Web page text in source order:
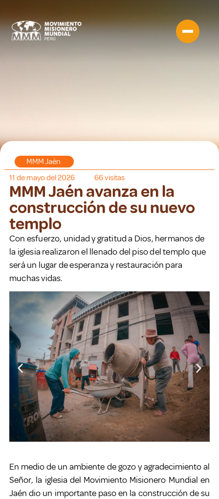
MMM Jaén
11 de mayo del 2026
66visitas
MMM Jaén avanza en la
construcción de su nuevo
templo
Con esfuerzo, unidad y gratitud a Dios, hermanos de
la iglesia realizaron el llenado del piso del templo que
será un lugar de esperanza y restauración para
muchas vidas.
En medio de un ambiente de gozo y agradecimiento al
Señor, la iglesia del Movimiento Misionero Mundial en
Jaén dio un importante paso en la construcción de su